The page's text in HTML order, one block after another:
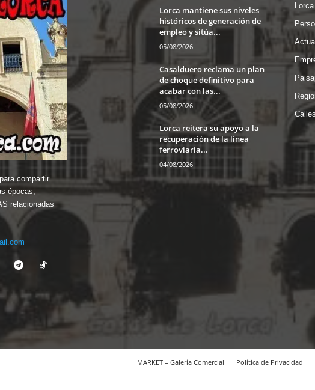
compartir
épocas,
relacionadas
Lorca mantiene sus niveles
históricos de generación de
empleo y sitúa...
05/08/2026
Casalduero reclama un plan
de choque definitivo para
acabar con las...
05/08/2026
Lorca reitera su apoyo a la
recuperación de la línea
ferroviaria...
04/08/2026
Lorca
MARKET – Galería Comercial Política de Privacidad